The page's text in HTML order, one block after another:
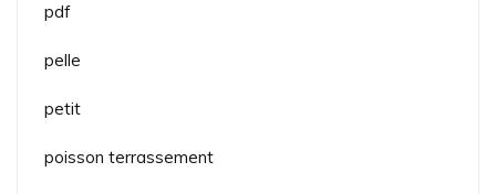
pdf
pelle
petit
poisson terrassement